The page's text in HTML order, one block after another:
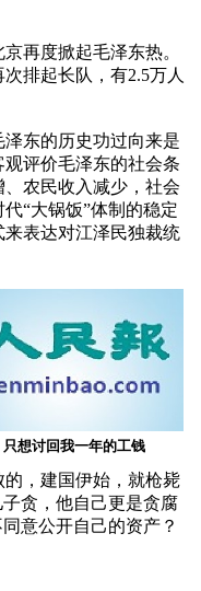
再度掀起毛泽东热。
排起长队，有2.5万人
东的历史功过向来是
评价毛泽东的社会条
农民收入减少，社会
“大锅饭”体制的稳定
表达对江泽民独裁统
只想讨回我一年的工钱
，建国伊始，就枪毙
贪，他自己更是贪腐
意公开自己的资产？